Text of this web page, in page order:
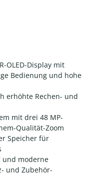
OLED-Display mit
Bedienung und hohe
erhöhte Rechen- und
mit drei 48 MP-
Qualität-Zoom
Speicher für
und moderne
und Zubehör-